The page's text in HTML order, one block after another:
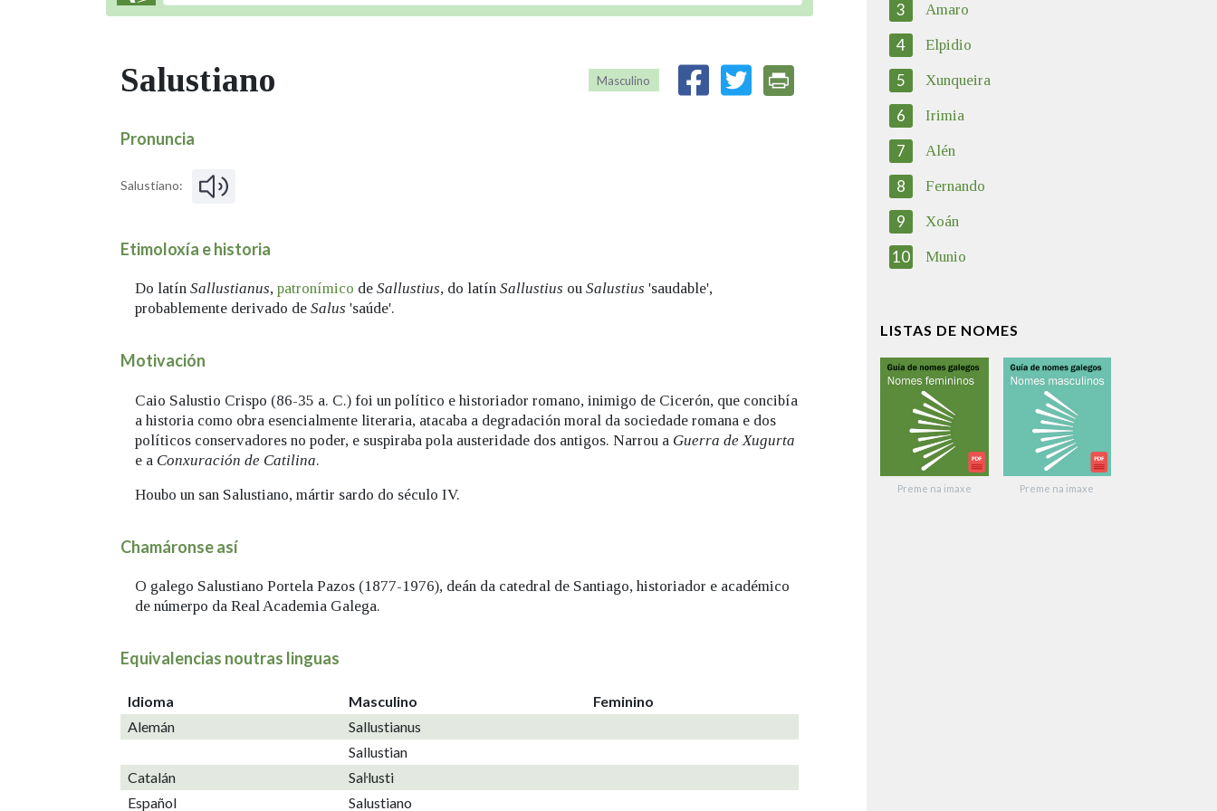
Salustiano Masculino
Pronuncia
Salustiano:
Etimoloxía e historia
Do latín Sallustianus, patronímico de Sallustius, do latín Sallustius ou Salustius 'saudable',
probablemente derivado de Salus 'saúde'.
Motivación
Caio Salustio Crispo (86-35 a. C.) foi un político e historiador romano, inimigo de Cicerón, que concibía
a historia como obra esencialmente literaria, atacaba a degradación moral da sociedade romana e dos
políticos conservadores no poder, e suspiraba pola austeridade dos antigos. Narrou a Guerra de Xugurta
e a Conxuración de Catilina.
Houbo un san Salustiano, mártir sardo do século IV.
Chamáronse así
O galego Salustiano Portela Pazos (1877-1976), deán da catedral de Santiago, historiador e académico
de númerpo da Real Academia Galega.
Equivalencias noutras linguas
Idioma Masculino
Feminino
Alemán
Sallustianus
Sallustian
Catalán
Saŀlusti
Español
Salustiano
3 Amaro
4 Elpidio
5 Xunqueira
6 Irimia
7 Alén
8 Fernando
9 Xoán
10 Munio
LISTAS DE NOMES
Preme na imaxe Preme na imaxe